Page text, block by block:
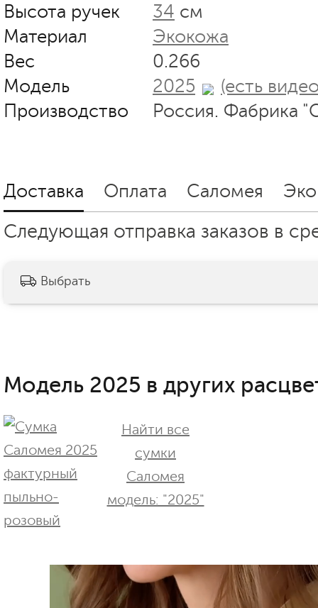
Высота ручек
34 см
Материал
Экокожа
Вес
0.266
Модель
2025
(есть
Производство
Россия. Фабрика
Доставка Оплата Саломея
Следующая отправка заказов в
Выбрать
Модель 2025 в других
Найти все
сумки
Саломея
модель: "2025"